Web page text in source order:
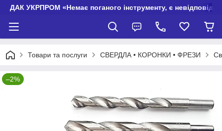
ДАК УКРПРОМ «Немає поганого інструменту, є невідповідно
Товари та послуги СВЕРДЛА • КОРОНКИ • ФРЕЗИ
–2%